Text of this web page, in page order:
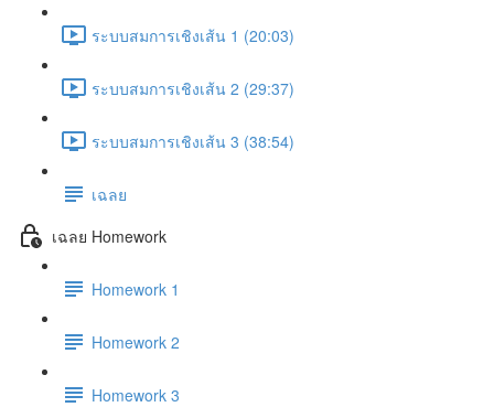
ระบบสมการเชิงเส้น 1 (20:03)
ระบบสมการเชิงเส้น 2 (29:37)
ระบบสมการเชิงเส้น 3 (38:54)
เฉลย
เฉลย Homework
Homework 1
Homework 2
Homework 3